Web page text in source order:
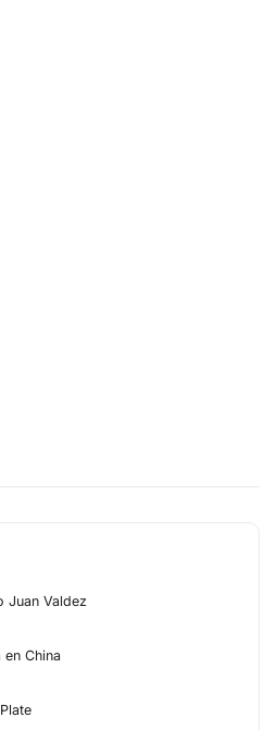
Juan Valdez
China